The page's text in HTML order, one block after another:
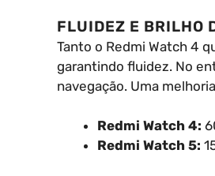
FLUIDEZ E BRILHO
Tanto o Redmi Watch 4
garantindo fluidez. No
navegação. Uma
Redmi Watch 4:
Redmi Watch 5: